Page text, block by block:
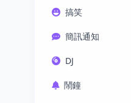
搞笑
簡訊通知
DJ
鬧鐘